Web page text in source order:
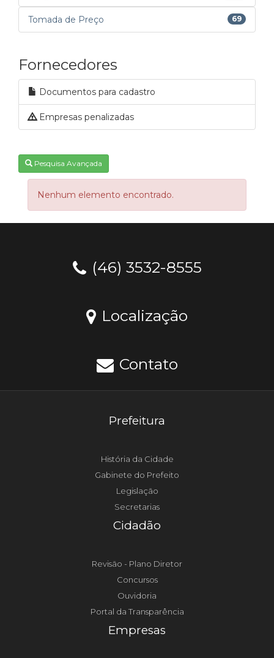
Tomada de Preço 69
Fornecedores
Documentos para cadastro
Empresas penalizadas
Pesquisa Avançada
Nenhum elemento encontrado.
(46) 3532-8555
Localização
Contato
Prefeitura
História da Cidade
Gabinete do Prefeito
Legislação
Secretarias
Cidadão
Revisão - Plano Diretor
Concursos
Ouvidoria
Portal da Transparência
Empresas